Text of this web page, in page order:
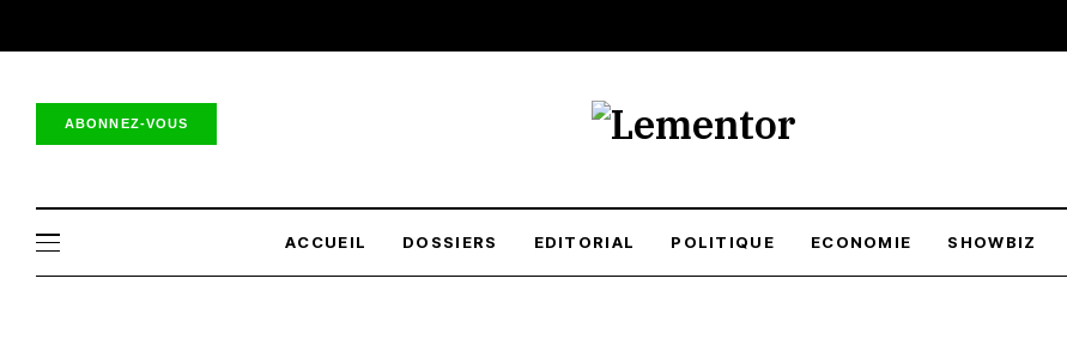
ABONNEZ-VOUS
ACCUEIL DOSSIERS EDITORIAL POLITIQUE ECONOMIE SHOWBIZ